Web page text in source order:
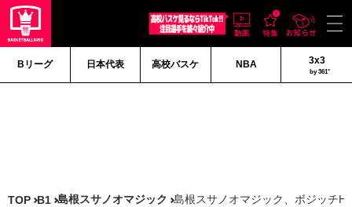
Bリーグ 日本代表 高校バスケ NBA 3x3
by 361°
TOP B1 島根スサノオマジック 島根スサノオマジック、ボジッチ